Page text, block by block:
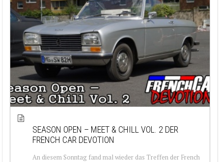
SEASON OPEN – MEET & CHILL VOL. 2 DER
FRENCH CAR DEVOTION
An diesem Sonntag fand mal wieder das Treffen der French